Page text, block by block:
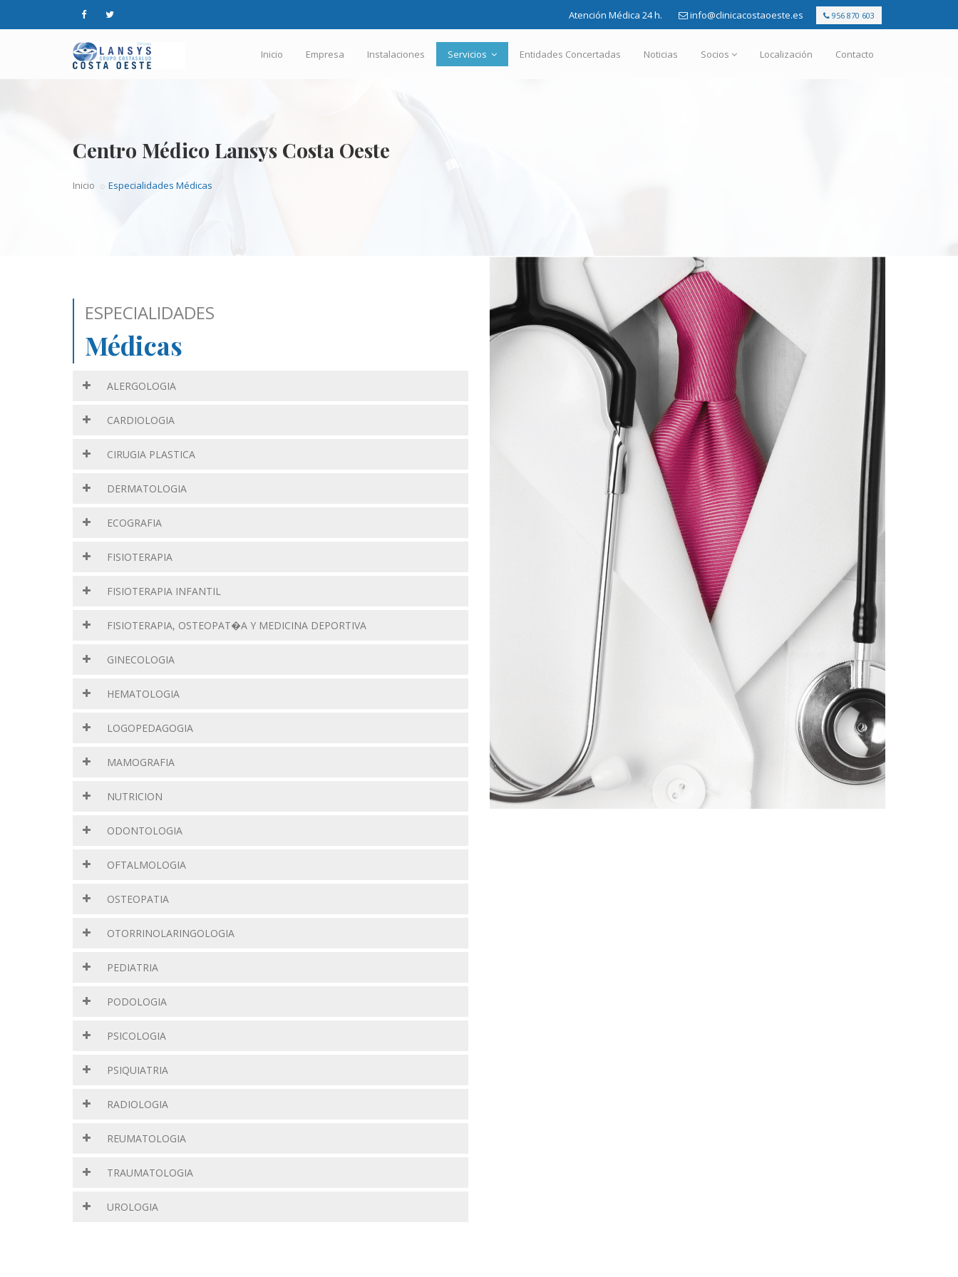
Atención Médica 24 h. info@clinicacostaoeste.es 956 870 603
Inicio Empresa Instalaciones Servicios Entidades Concertadas Noticias Socios Localización Contacto
Centro Médico Lansys Costa Oeste
Inicio Especialidades Médicas
ESPECIALIDADES
Médicas
ALERGOLOGIA
CARDIOLOGIA
CIRUGIA PLASTICA
DERMATOLOGIA
ECOGRAFIA
FISIOTERAPIA
FISIOTERAPIA INFANTIL
FISIOTERAPIA, OSTEOPAT�A Y MEDICINA DEPORTIVA
GINECOLOGIA
HEMATOLOGIA
LOGOPEDAGOGIA
MAMOGRAFIA
NUTRICION
ODONTOLOGIA
OFTALMOLOGIA
OSTEOPATIA
OTORRINOLARINGOLOGIA
PEDIATRIA
PODOLOGIA
PSICOLOGIA
PSIQUIATRIA
RADIOLOGIA
REUMATOLOGIA
TRAUMATOLOGIA
UROLOGIA